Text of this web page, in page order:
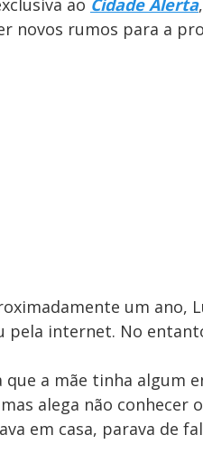
ao Cidade Alerta
novos rumos para a
um ano,
pela internet. No
que a mãe tinha algum
alega não conhecer
em casa, parava de